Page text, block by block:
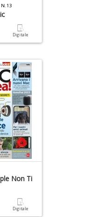
N.13
Digitale
Non Ti
Digitale